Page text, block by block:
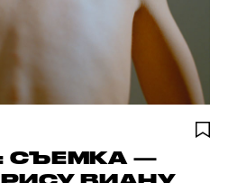
СЪЕМКА —